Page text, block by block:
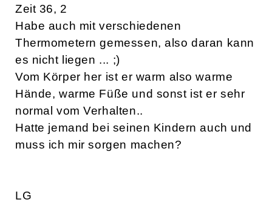
Zeit 36, 2
Habe auch mit verschiedenen
Thermometern gemessen, also daran kann
es nicht liegen ... ;)
Vom Körper her ist er warm also warme
Hände, warme Füße und sonst ist er sehr
normal vom Verhalten..
Hatte jemand bei seinen Kindern auch und
muss ich mir sorgen machen?
LG